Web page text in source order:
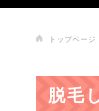
トップページ
脱毛